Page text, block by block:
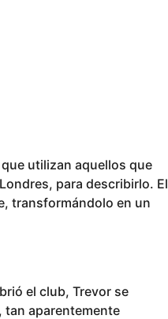
utilizan aquellos que
para describirlo. El
transformándolo en un
el club, Trevor se
tan aparentemente